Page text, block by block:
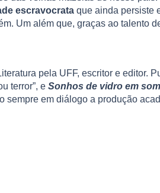
escravocrata que ainda persiste
Um além que, graças ao talento
pela UFF, escritor e editor.
terror”, e Sonhos de vidro em
sempre em diálogo a produção